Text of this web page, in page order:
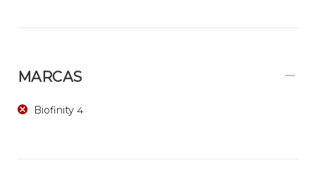
MARCAS
Biofinity 4